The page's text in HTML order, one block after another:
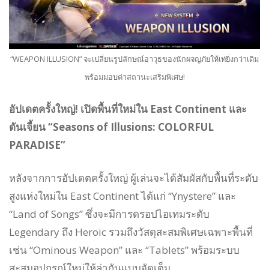
“WEAPON ILLUSION” จะเปลี่ยนรูปลักษณ์อาวุธของนักผจญภัยให้เท่ยิ่งกว่าเดิม
พร้อมมอบค่าสถานะเสริมพิเศษ!
อัปเดตครั้งใหญ่! เปิดพื้นที่ใหม่ใน East Continent และ
ดันเจี้ยน “Seasons of Illusions: COLORFUL
PARADISE”
หลังจากการอัปเดตครั้งใหญ่ ผู้เล่นจะได้สัมผัสกับพื้นที่ระดับ
สูงแห่งใหม่ใน East Continent ได้แก่ “Ynystere” และ
“Land of Songs” ซึ่งจะมีการดรอปไอเทมระดับ
Legendary ถึง Heroic รวมถึงวัสดุสะสมพิเศษเฉพาะพื้นที่
เช่น “Ominous Weapon” และ “Tablets” พร้อมระบบ